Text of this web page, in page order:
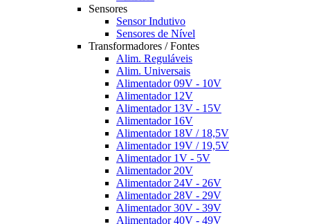
Sensores
Sensor Indutivo
Sensores de Nível
Transformadores / Fontes
Alim. Reguláveis
Alim. Universais
Alimentador 09V - 10V
Alimentador 12V
Alimentador 13V - 15V
Alimentador 16V
Alimentador 18V / 18,5V
Alimentador 19V / 19,5V
Alimentador 1V - 5V
Alimentador 20V
Alimentador 24V - 26V
Alimentador 28V - 29V
Alimentador 30V - 39V
Alimentador 40V - 49V